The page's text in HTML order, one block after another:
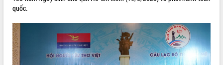
Hôm nay:
Tất cả:
quốc.